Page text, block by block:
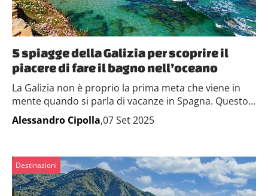
5 spiagge della Galizia per scoprire il
piacere di fare il bagno nell’oceano
La Galizia non è proprio la prima meta che viene in
mente quando si parla di vacanze in Spagna. Questo...
Alessandro Cipolla,07 Set 2025
Destinazioni